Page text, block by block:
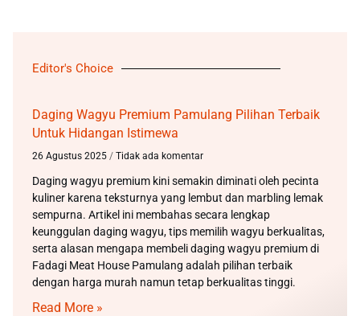
Editor's Choice
Daging Wagyu Premium Pamulang Pilihan Terbaik
Untuk Hidangan Istimewa
26 Agustus 2025 Tidak ada komentar
Daging wagyu premium kini semakin diminati oleh pecinta
kuliner karena teksturnya yang lembut dan marbling lemak
sempurna. Artikel ini membahas secara lengkap
keunggulan daging wagyu, tips memilih wagyu berkualitas,
serta alasan mengapa membeli daging wagyu premium di
Fadagi Meat House Pamulang adalah pilihan terbaik
dengan harga murah namun tetap berkualitas tinggi.
Read More »